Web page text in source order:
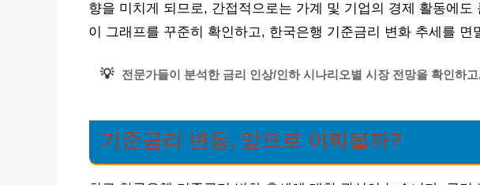
향을 미치게 되므로, 간접적으로는 가계 및 기업의 경제 활동에도
이 그래프를 꾸준히 확인하고, 한국은행 기준금리 변화 추세를 면
💡 전문가들이 분석한 금리 인상/인하 시나리오별 시장 전망을 확인하
기준금리 변동, 앞으로 어찌될까?